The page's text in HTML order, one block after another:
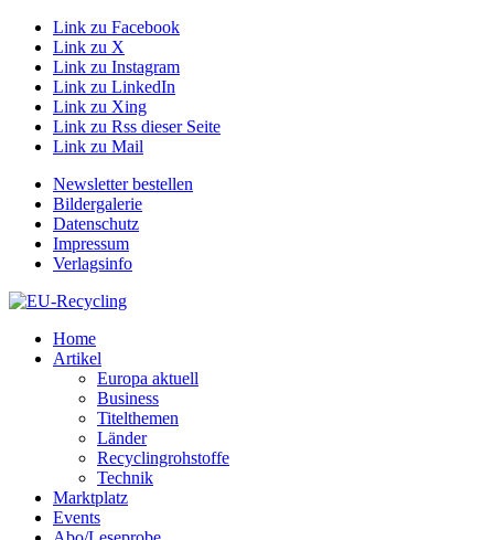
Link zu Facebook
Link zu X
Link zu Instagram
Link zu LinkedIn
Link zu Xing
Link zu Rss dieser Seite
Link zu Mail
Newsletter bestellen
Bildergalerie
Datenschutz
Impressum
Verlagsinfo
Home
Artikel
Europa aktuell
Business
Titelthemen
Länder
Recyclingrohstoffe
Technik
Marktplatz
Events